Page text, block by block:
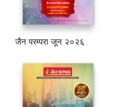
जैन परम्परा जून २०२६